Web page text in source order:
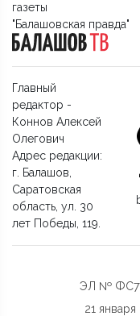
газеты
"Балашовская правда"
Главный
редактор -
Коннов Алексей
Олегович
Адрес редакции:
г. Балашов,
Саратовская
область, ул. 30
лет Победы, 119.
ЭЛ №
21